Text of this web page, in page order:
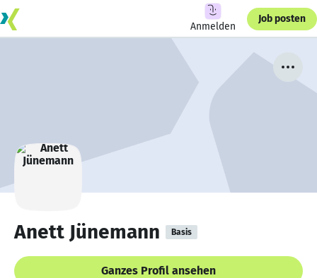
Anmelden
Job posten
Anett Jünemann Basis
Ganzes Profil ansehen